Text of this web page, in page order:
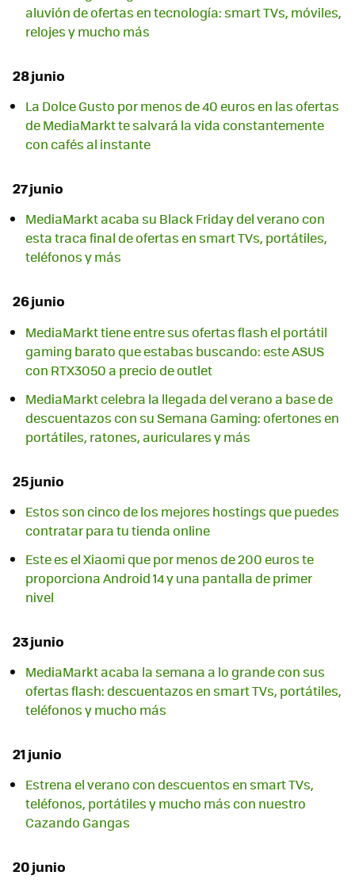
aluvión de ofertas en tecnología: smart TVs, móviles,
relojes y mucho más
28 junio
La Dolce Gusto por menos de 40 euros en las ofertas
de MediaMarkt te salvará la vida constantemente
con cafés al instante
27 junio
MediaMarkt acaba su Black Friday del verano con
esta traca final de ofertas en smart TVs, portátiles,
teléfonos y más
26 junio
MediaMarkt tiene entre sus ofertas flash el portátil
gaming barato que estabas buscando: este ASUS
con RTX3050 a precio de outlet
MediaMarkt celebra la llegada del verano a base de
descuentazos con su Semana Gaming: ofertones en
portátiles, ratones, auriculares y más
25 junio
Estos son cinco de los mejores hostings que puedes
contratar para tu tienda online
Este es el Xiaomi que por menos de 200 euros te
proporciona Android 14 y una pantalla de primer
nivel
23 junio
MediaMarkt acaba la semana a lo grande con sus
ofertas flash: descuentazos en smart TVs, portátiles,
teléfonos y mucho más
21 junio
Estrena el verano con descuentos en smart TVs,
teléfonos, portátiles y mucho más con nuestro
Cazando Gangas
20 junio